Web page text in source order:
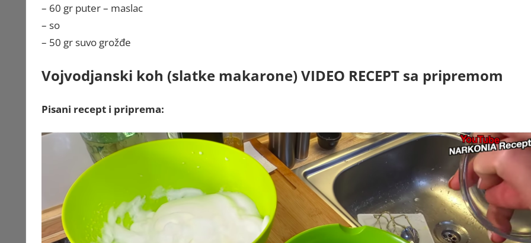
– 60 gr puter – maslac
– so
– 50 gr suvo grožđe
Vojvodjanski koh (slatke makarone) VIDEO RECEPT sa pripremom
Pisani recept i priprema: